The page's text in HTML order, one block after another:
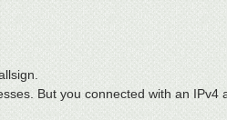
But you connected with an